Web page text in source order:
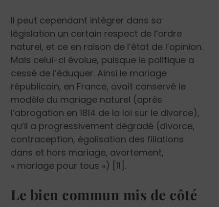
Il peut cependant intégrer dans sa
législation un certain respect de l’ordre
naturel, et ce en raison de l’état de l’opinion.
Mais celui-ci évolue, puisque le politique a
cessé de l’éduquer. Ainsi le mariage
républicain, en France, avait conservé le
modèle du mariage naturel (après
l’abrogation en 1814 de la loi sur le divorce),
qu’il a progressivement dégradé (divorce,
contraception, égalisation des filiations
dans et hors mariage, avortement,
« mariage pour tous ») [11].
Le bien commun mis de côté